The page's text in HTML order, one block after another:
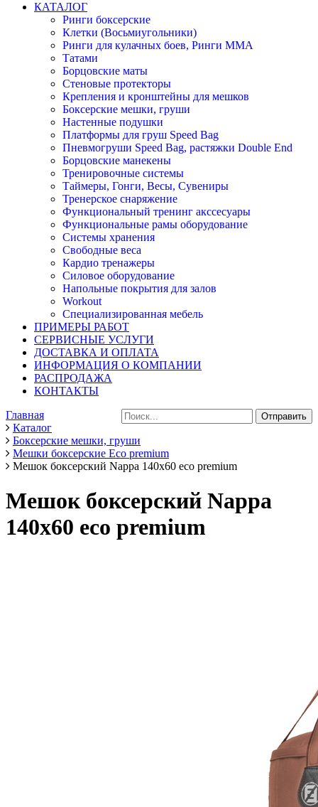
КАТАЛОГ
Ринги боксерские
Клетки (Восьмиугольники)
Ринги для кулачных боев, Ринги ММА
Татами
Борцовские маты
Стеновые протекторы
Крепления и кронштейны для мешков
Боксерские мешки, груши
Настенные подушки
Платформы для груш Speed Bag
Пневмогруши Speed Bag, растяжки Double End
Борцовские манекены
Тренировочные системы
Таймеры, Гонги, Весы, Сувениры
Тренерское снаряжение
Функциональный тренинг акссесуары
Функциональные рамы оборудование
Системы хранения
Свободные веса
Кардио тренажеры
Силовое оборудование
Напольные покрытия для залов
Workout
Специализированная мебель
ПРИМЕРЫ РАБОТ
СЕРВИСНЫЕ УСЛУГИ
ДОСТАВКА И ОПЛАТА
ИНФОРМАЦИЯ О КОМПАНИИ
РАСПРОДАЖА
КОНТАКТЫ
Главная
Каталог
Боксерские мешки, груши
Мешки боксерские Eco premium
Мешок боксерский Nappa 140х60 eco premium
Мешок боксерский Nappa
140х60 eco premium